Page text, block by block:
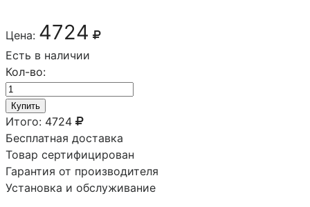
Цена: 4724
Есть в наличии
Кол-во:
Купить
Итого: 4724
Бесплатная доставка
Товар сертифицирован
Гарантия от производителя
Установка и обслуживание